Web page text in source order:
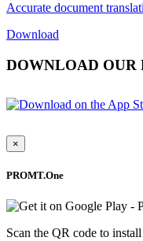
Accurate document
Download
DOWNLOAD OUR
×
PROMT.One
Scan the QR code to